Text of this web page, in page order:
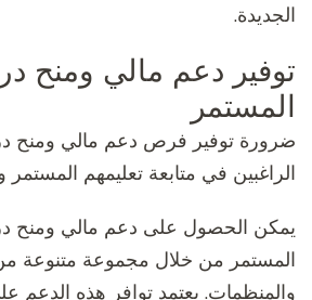
الجديدة.
توفير دعم مالي ومنح
المستمر
ضرورة توفير فرص دعم مالي ومنح
الراغبين في متابعة تعليمهم المستمر
يمكن الحصول على دعم مالي ومنح
المستمر من خلال مجموعة متنوعة
والمنظمات. يعتمد توافر هذه الدعم